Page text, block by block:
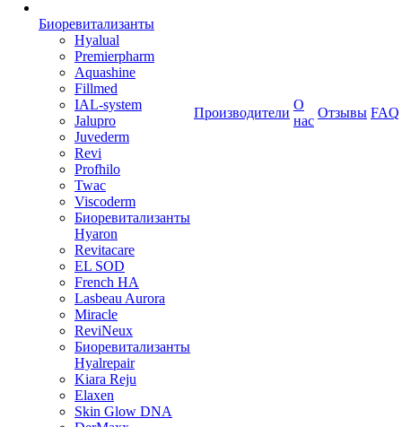
Биоревитализанты
Hyalual
Premierpharm
Aquashine
Fillmed
IAL-system
Jalupro
Juvederm
Revi
Profhilo
Twac
Viscoderm
Биоревитализанты
Hyaron
Revitacare
EL SOD
French HA
Lasbeau Aurora
Miracle
ReviNeux
Биоревитализанты
Hyalrepair
Kiara Reju
Elaxen
Skin Glow DNA
Производители
О
нас
Отзывы FAQ